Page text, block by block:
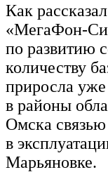
Как
«МегаФон-
по развитию
количеству
приросла
в районы
Омска
в
Марьяновке.